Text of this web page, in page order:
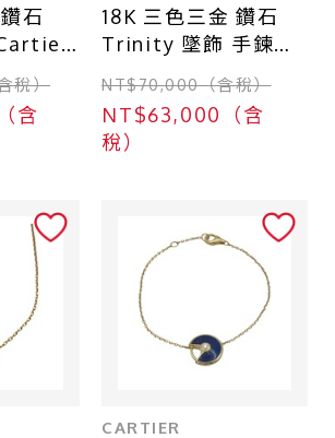
石
稅）
含
18K 三色三金 鑽石
Trinity 墜飾 手鍊
【Cartier 卡地亞】
B6059017
NT$70,000（含稅）
NT$63,000（含
稅）
CARTIER